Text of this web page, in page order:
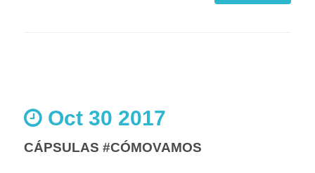
Oct 30 2017
CÁPSULAS #CÓMOVAMOS